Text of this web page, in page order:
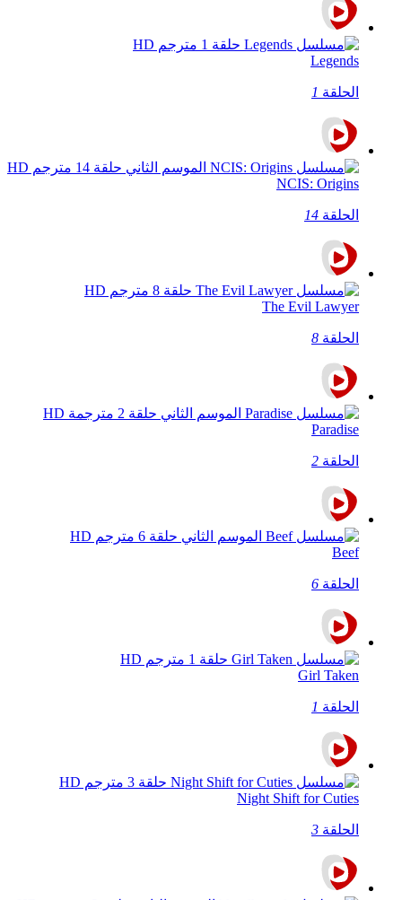
Legends
الحلقة 1
NCIS: Origins
الحلقة 14
The Evil Lawyer
الحلقة 8
Paradise
الحلقة 2
Beef
الحلقة 6
Girl Taken
الحلقة 1
Night Shift for Cuties
الحلقة 3